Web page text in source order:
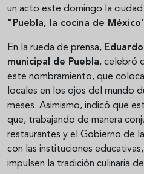
un acto este domingo la ciudad
"Puebla, la cocina de
En la rueda de prensa,
municipal de Puebla, celebró
este nombramiento, que
locales en los ojos del mundo
meses. Asimismo, indicó que
que, trabajando de manera
restaurantes y el Gobierno de
con las instituciones
impulsen la tradición culinaria